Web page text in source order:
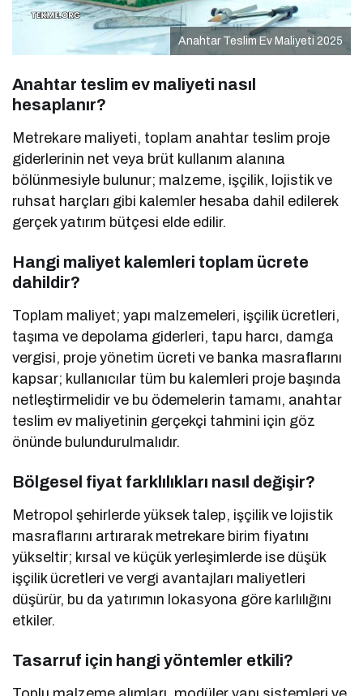
Anahtar Teslim Ev Maliyeti 2025
Anahtar teslim ev maliyeti nasıl
hesaplanır?
Metrekare maliyeti, toplam anahtar teslim proje
giderlerinin net veya brüt kullanım alanına
bölünmesiyle bulunur; malzeme, işçilik, lojistik ve
ruhsat harçları gibi kalemler hesaba dahil edilerek
gerçek yatırım bütçesi elde edilir.
Hangi maliyet kalemleri toplam ücrete
dahildir?
Toplam maliyet; yapı malzemeleri, işçilik ücretleri,
taşıma ve depolama giderleri, tapu harcı, damga
vergisi, proje yönetim ücreti ve banka masraflarını
kapsar; kullanıcılar tüm bu kalemleri proje başında
netleştirmelidir ve bu ödemelerin tamamı, anahtar
teslim ev maliyetinin gerçekçi tahmini için göz
önünde bulundurulmalıdır.
Bölgesel fiyat farklılıkları nasıl değişir?
Metropol şehirlerde yüksek talep, işçilik ve lojistik
masraflarını artırarak metrekare birim fiyatını
yükseltir; kırsal ve küçük yerleşimlerde ise düşük
işçilik ücretleri ve vergi avantajları maliyetleri
düşürür, bu da yatırımın lokasyona göre karlılığını
etkiler.
Tasarruf için hangi yöntemler etkili?